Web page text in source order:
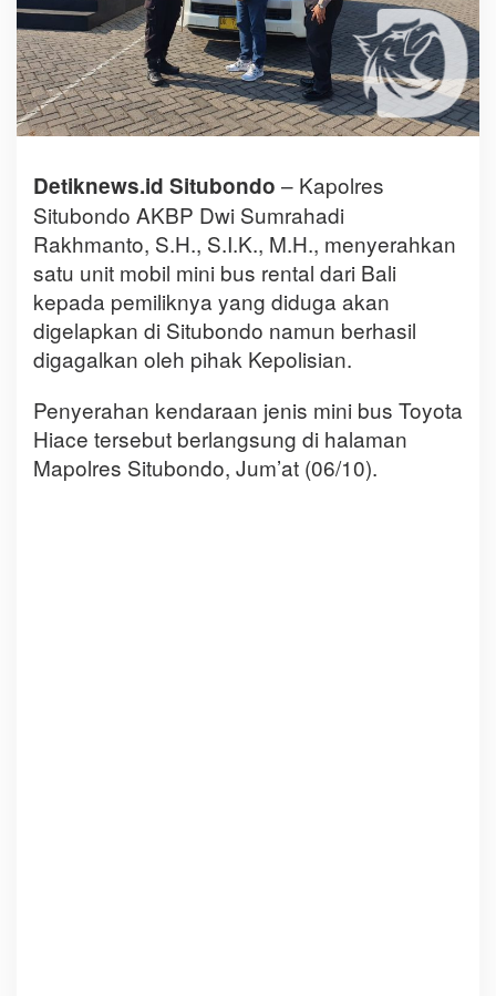
Detiknews.id Situbondo – Kapolres
Situbondo AKBP Dwi Sumrahadi
Rakhmanto, S.H., S.I.K., M.H., menyerahkan
satu unit mobil mini bus rental dari Bali
kepada pemiliknya yang diduga akan
digelapkan di Situbondo namun berhasil
digagalkan oleh pihak Kepolisian.
Penyerahan kendaraan jenis mini bus Toyota
Hiace tersebut berlangsung di halaman
Mapolres Situbondo, Jum’at (06/10).